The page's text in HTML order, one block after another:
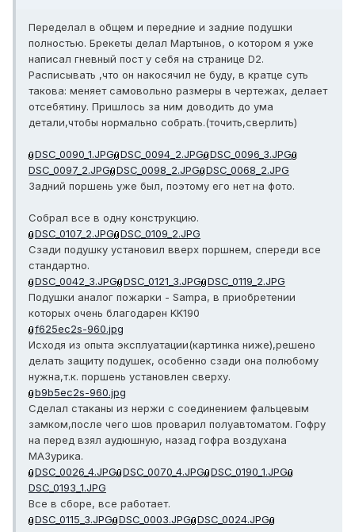
Переделал в общем и передние и задние подушки
полностью. Брекеты делал Мартынов, о котором я уже
написал гневный пост у себя на странице D2.
Расписывать ,что он накосячил не буду, в кратце суть
такова: меняет самовольно размеры в чертежах, делает
отсебятину. Пришлось за ним доводить до ума
детали,чтобы нормально собрать.(точить,сверлить)
DSC_0090_1.JPG DSC_0094_2.JPG DSC_0096_3.JPG
DSC_0097_2.JPG DSC_0098_2.JPG DSC_0068_2.JPG
Задний поршень уже был, поэтому его нет на фото.
Собрал все в одну конструкцию.
DSC_0107_2.JPG DSC_0109_2.JPG
Сзади подушку установил вверх поршнем, спереди все
стандартно.
DSC_0042_3.JPG DSC_0121_3.JPG DSC_0119_2.JPG
Подушки аналог пожарки - Sampa, в приобретении
которых очень благодарен KK190
f625ec2s-960.jpg
Исходя из опыта эксплуатации(картинка ниже),решено
делать защиту подушек, особенно сзади она полюбому
нужна,т.к. поршень установлен сверху.
b9b5ec2s-960.jpg
Сделал стаканы из нержи с соединением фальцевым
замком,после чего шов проварил полуавтоматом. Гофру
на перед взял аудюшную, назад гофра воздухана
МАЗурика.
DSC_0026_4.JPG DSC_0070_4.JPG DSC_0190_1.JPG
DSC_0193_1.JPG
Все в сборе, все работает.
DSC_0115_3.JPG DSC_0003.JPG DSC_0024.JPG